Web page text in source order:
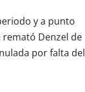
y a punto
Denzel de
por falta del